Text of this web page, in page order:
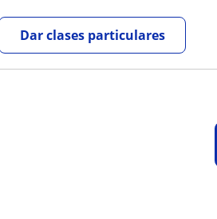
Dar clases particulares